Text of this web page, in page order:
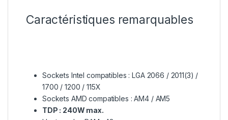
Caractéristiques remarquables
Sockets Intel compatibles : LGA 2066 / 2011(3) /
1700 / 1200 / 115X
Sockets AMD compatibles : AM4 / AM5
TDP : 240W max.